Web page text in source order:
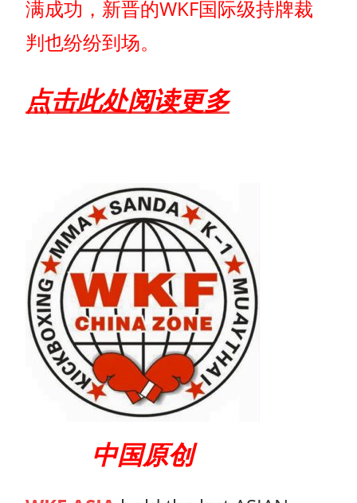
满成功，新晋的WKF国际级持牌裁
判也纷纷到场。
点击此处阅读更多
中国原创